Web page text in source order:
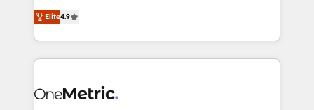
we blend strategy, creativity, and technology to help
organisations scale smarter and grow stronger.
creativity to achieve measurable results. Founded in
Barcelona and operating across Spain, LATAM, and
the UK, we support global companies in building
smarter marketing, sales, and customer success
Iberia (Spain & Portugal), we combine human insight
Elite4.9